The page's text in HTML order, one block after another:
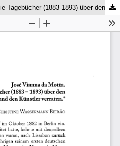
José Vianna da Motta. Was die Tagebücher (1883-1893) über den Menschen und den Künstler verraten – O que os Diários (1883-1893) de José Vianna da Motta revelam sobre o Homem e o Artista